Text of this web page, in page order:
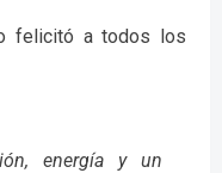
felicitó a todos los
energía y un